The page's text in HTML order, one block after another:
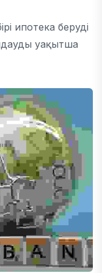
ипотека беруді
уақытша